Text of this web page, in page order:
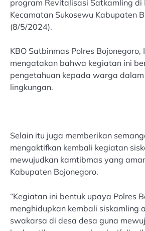
program Revitalisasi Satkamling di
Kecamatan Sukosewu Kabupaten
(8/5/2024).
KBO Satbinmas Polres Bojonegoro,
mengatakan bahwa kegiatan ini
pengetahuan kepada warga
lingkungan.
Selain itu juga memberikan
mengaktifkan kembali kegiatan
mewujudkan kamtibmas yang
Kabupaten Bojonegoro.
“Kegiatan ini bentuk upaya Polres
menghidupkan kembali siskamling
swakarsa di desa desa guna